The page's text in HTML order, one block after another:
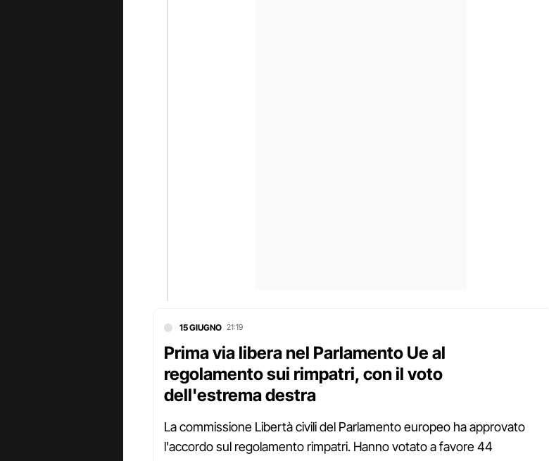
15 GIUGNO 21:19
Prima via libera nel Parlamento Ue al
regolamento sui rimpatri, con il voto
dell'estrema destra
La commissione Libertà civili del Parlamento europeo ha approvato
l'accordo sul regolamento rimpatri. Hanno votato a favore 44